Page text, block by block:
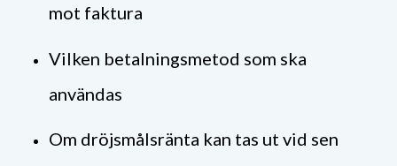
mot faktura
Vilken betalningsmetod som ska
användas
Om dröjsmålsränta kan tas ut vid sen